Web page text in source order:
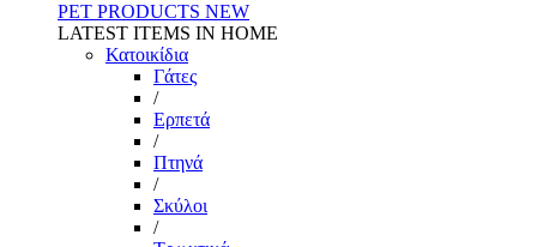
PET PRODUCTS NEW
LATEST ITEMS IN HOME
Κατοικίδια
Γάτες
/
Ερπετά
/
Πτηνά
/
Σκύλοι
/